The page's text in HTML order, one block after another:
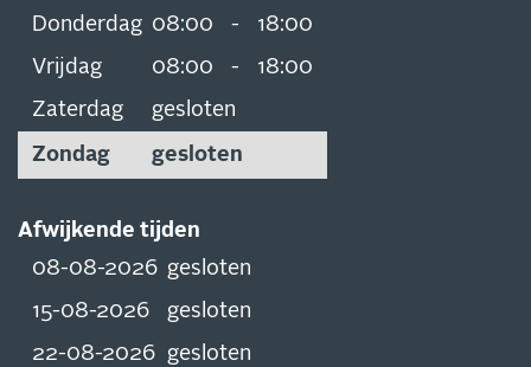
Donderdag 08:00 -
18:00
Vrijdag
08:00 -
18:00
Zaterdag
gesloten
Zondag gesloten
Afwijkende tijden
08-08-2026 gesloten
15-08-2026
gesloten
22-08-2026
gesloten